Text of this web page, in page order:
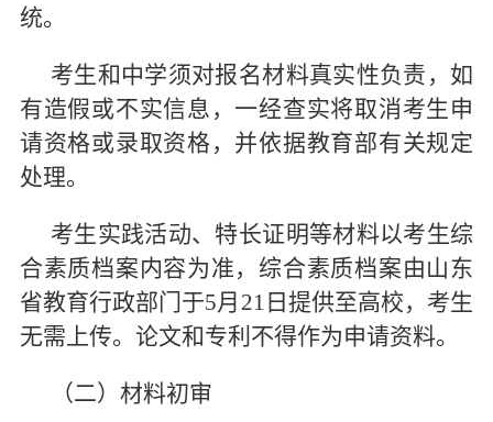
统。
考生和中学须对报名材料真实性负责，如
有造假或不实信息，一经查实将取消考生申
请资格或录取资格，并依据教育部有关规定
处理。
考生实践活动、特长证明等材料以考生综
合素质档案内容为准，综合素质档案由山东
省教育行政部门于5月21日提供至高校，考生
无需上传。论文和专利不得作为申请资料。
（二）材料初审